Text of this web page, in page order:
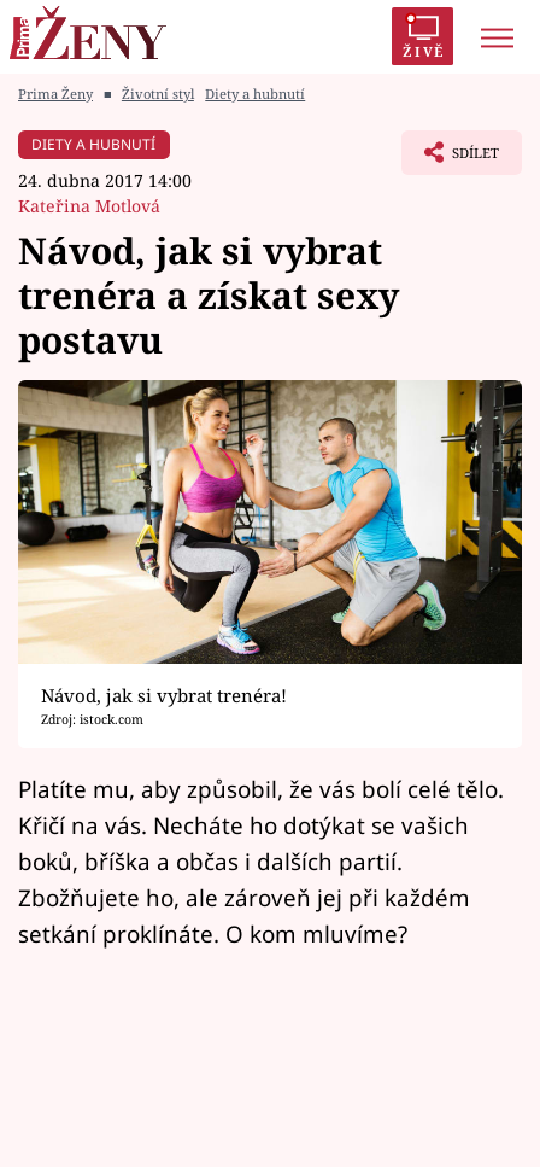
ŽIVĚ
Módní alarm
Zrádci
Témata
Celebrity
Vztahy
Seriály
Horoskopy
Sledujte prima+
Filmový festival Karlovy Vary
Pořady
Mámy sobě
Přihlášení
Sledujte nás
Prima Ženy ■ Životní styl Diety a hubnutí
DIETY A HUBNUTÍ
24. dubna 2017 14:00
Kateřina Motlová
SDÍLET
Návod, jak si vybrat
trenéra a získat sexy
postavu
Návod, jak si vybrat trenéra!
Zdroj: istock.com
Platíte mu, aby způsobil, že vás bolí celé tělo.
Křičí na vás. Necháte ho dotýkat se vašich
boků, bříška a občas i dalších partií.
Zbožňujete ho, ale zároveň jej při každém
setkání proklínáte. O kom mluvíme?